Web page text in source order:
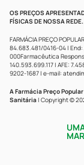
OS PREÇOS
FÍSICAS DE NOSSA REDE.
FARMÁCIA PREÇO
84.683.481/0416-04 | End:
000Farmacêutica
140.593.699.117 | AFE:
9202-1687 | e-mail:
A Farmácia Preço
Sanitária | Copyright ©